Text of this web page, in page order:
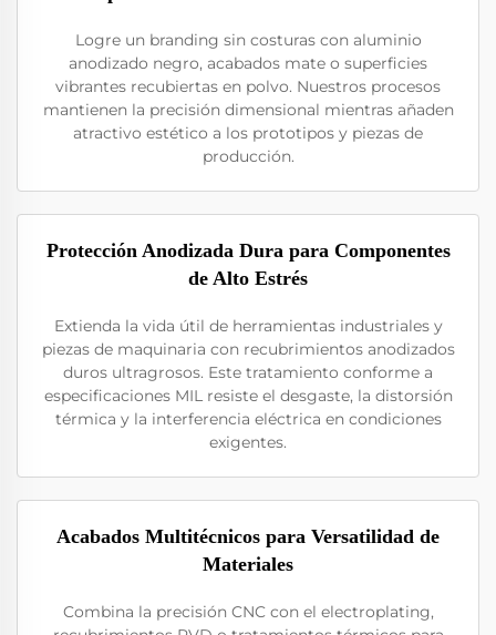
Logre un branding sin costuras con aluminio
anodizado negro, acabados mate o superficies
vibrantes recubiertas en polvo. Nuestros procesos
mantienen la precisión dimensional mientras añaden
atractivo estético a los prototipos y piezas de
producción.
Protección Anodizada Dura para Componentes
de Alto Estrés
Extienda la vida útil de herramientas industriales y
piezas de maquinaria con recubrimientos anodizados
duros ultragrosos. Este tratamiento conforme a
especificaciones MIL resiste el desgaste, la distorsión
térmica y la interferencia eléctrica en condiciones
exigentes.
Acabados Multitécnicos para Versatilidad de
Materiales
Combina la precisión CNC con el electroplating,